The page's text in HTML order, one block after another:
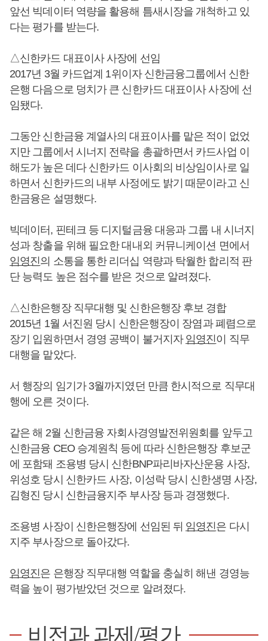
앞선 빅데이터 역량을 활용해 틈새시장을 개척하고 있
다는 평가를 받는다.
△신한카드 대표이사 사장에 선임
2017년 3월 카드업계 1위이자 신한금융그룹에서 신한
은행 다음으로 덩치가 큰 신한카드 대표이사 사장에 선
임됐다.
그동안 신한금융 계열사의 대표이사를 맡은 적이 없었
지만 그룹에서 시너지 전략을 총괄하면서 카드사업 이
해도가 높은 데다 신한카드 이사회의 비상임이사로 일
하면서 신한카드의 내부 사정에도 밝기 때문이라고 신
한금융은 설명했다.
빅데이터, 핀테크 등 디지털금융 대응과 그룹 내 시너지
성과 창출을 위해 필요한 대내외 커뮤니케이션 면에서
임영진의 소통을 통한 리더십 역량과 탁월한 합리적 판
단 능력도 높은 점수를 받은 것으로 알려졌다.
△신한은행장 직무대행 및 신한은행장 후보 경합
2015년 1월 서진원 당시 신한은행장이 장염과 폐렴으로
장기 입원하면서 경영 공백이 불거지자 임영진이 직무
대행을 맡았다.
서 행장의 임기가 3월까지였던 만큼 한시적으로 직무대
행에 오른 것이다.
같은 해 2월 신한금융 자회사경영발전위원회를 앞두고
신한금융 CEO 승계원칙 등에 따라 신한은행장 후보군
에 포함돼 조용병 당시 신한BNP파리바자산운용 사장,
위성호 당시 신한카드 사장, 이성락 당시 신한생명 사장,
김형진 당시 신한금융지주 부사장 등과 경쟁했다.
조용병 사장이 신한은행장에 선임된 뒤 임영진은 다시
지주 부사장으로 돌아갔다.
임영진은 은행장 직무대행 역할을 충실히 해낸 경영능
력을 높이 평가받았던 것으로 알려졌다.
비전과 과제/평가